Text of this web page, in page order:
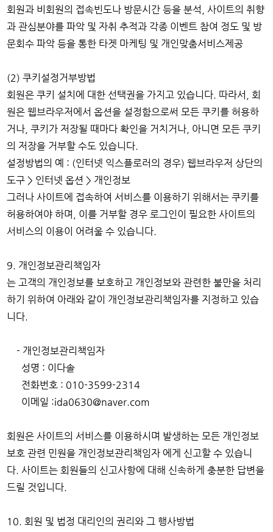
회원과 비회원의 접속빈도나 방문시간 등을 분석, 사이트의 취향
과 관심분야를 파악 및 자취 추적과 각종 이벤트 참여 정도 및 방
문회수 파악 등을 통한 타겟 마케팅 및 개인맞춤서비스제공
(2) 쿠키설정거부방법
회원은 쿠키 설치에 대한 선택권을 가지고 있습니다. 따라서, 회
원은 웹브라우저에서 옵션을 설정함으로써 모든 쿠키를 허용하
거나, 쿠키가 저장될 때마다 확인을 거치거나, 아니면 모든 쿠키
의 저장을 거부할 수도 있습니다.
설정방법의 예 : (인터넷 익스플로러의 경우) 웹브라우저 상단의
도구 > 인터넷 옵션 > 개인정보
그러나 사이트에 접속하여 서비스를 이용하기 위해서는 쿠키를
허용하여야 하며, 이를 거부할 경우 로그인이 필요한 사이트의
서비스의 이용이 어려울 수 있습니다.
9. 개인정보관리책임자
는 고객의 개인정보를 보호하고 개인정보와 관련한 불만을 처리
하기 위하여 아래와 같이 개인정보관리책임자를 지정하고 있습
니다.
- 개인정보관리책임자
성명 : 이다솔
전화번호 : 010-3599-2314
이메일 :ida0630@naver.com
회원은 사이트의 서비스를 이용하시며 발생하는 모든 개인정보
보호 관련 민원을 개인정보관리책임자 에게 신고할 수 있습니
다. 사이트는 회원들의 신고사항에 대해 신속하게 충분한 답변을
드릴 것입니다.
10. 회원 및 법정 대리인의 권리와 그 행사방법